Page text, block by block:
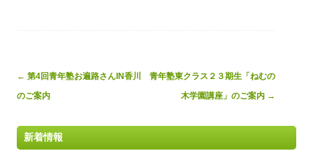
Post
navigation
← 第4回青年塾お遍路さんIN香川
のご案内
青年塾東クラス２３期生「ねむの
木学園講座」のご案内 →
新着情報